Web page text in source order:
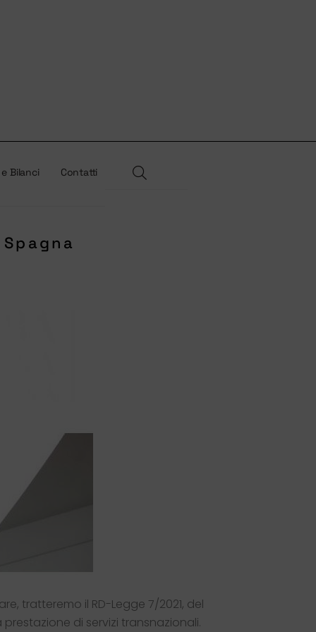
Bilanci Contatti
tratteremo il RD-Legge 7/2021, del
di servizi transnazionali.